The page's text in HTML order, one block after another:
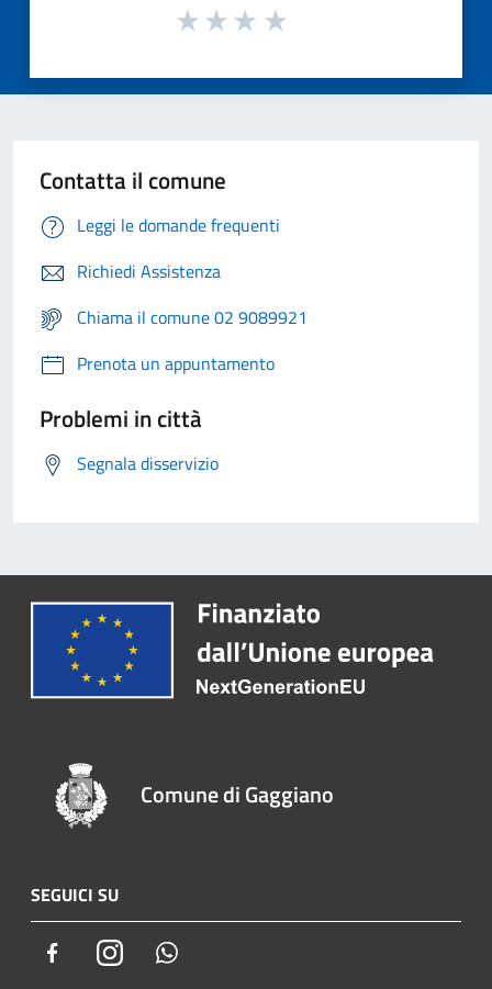
Contatta il comune
Leggi le domande frequenti
Richiedi Assistenza
Chiama il comune 02 9089921
Prenota un appuntamento
Problemi in città
Segnala disservizio
Comune di Gaggiano
SEGUICI SU
FacebookInstagram